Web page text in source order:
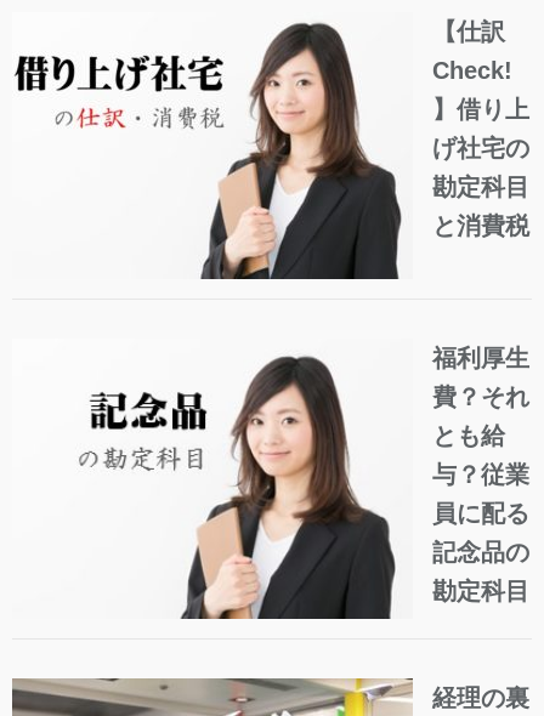
【仕訳
Check!
】借り上
げ社宅の
勘定科目
と消費税
福利厚生
費？それ
とも給
与？従業
員に配る
記念品の
勘定科目
経理の裏